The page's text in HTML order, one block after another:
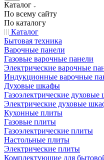
Каталог
По всему сайту
По каталогу
Каталог
Бытовая техника
Варочные панели
Газовые варочные панели
Электрические варочные
Индукционные варочные
Духовые шкафы
Газоэлектрические
Электрические духовые
Кухонные плиты
Газовые плиты
Газоэлектрические плиты
Настольные плиты
Электрические плиты
Комплектующие для